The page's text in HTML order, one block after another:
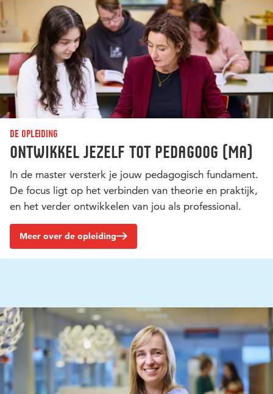
De opleiding
Ontwikkel jezelf tot pedagoog (MA)
In de master versterk je jouw pedagogisch fundament.
De focus ligt op het verbinden van theorie en praktijk,
en het verder ontwikkelen van jou als professional.
Meer over de opleiding